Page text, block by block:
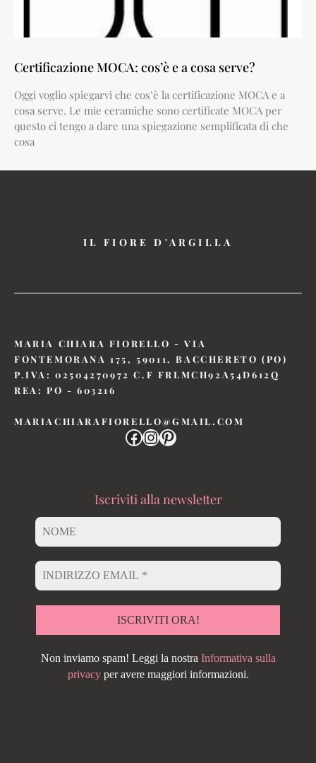
Certificazione MOCA: cos’è e a cosa serve?
Oggi voglio spiegarvi che cos’è la certificazione MOCA e a
cosa serve. Le mie ceramiche sono certificate MOCA per
questo ci tengo a dare una spiegazione semplificata di che
cosa
IL FIORE D'ARGILLA
MARIA CHIARA FIORELLO - VIA
FONTEMORANA 175, 59011, BACCHERETO (PO)
P.IVA: 02504270972 C.F FRLMCH92A54D612Q
REA: PO - 603216
MARIACHIARAFIORELLO@GMAIL.COM
Iscriviti alla newsletter
Non inviamo spam! Leggi la nostra Informativa sulla
privacyper avere maggiori informazioni.